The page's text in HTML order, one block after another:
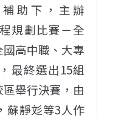
助下，主辦
規劃比賽－全
國高中職、大專
最終選出15組
舉行決賽，由
蘇靜彣等3人作